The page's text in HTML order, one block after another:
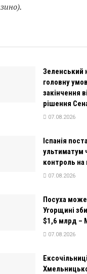
Зеленський
головну
закінчення
рішення
07.08.2026
Іспанія
ультиматум
контроль на
07.08.2026
Посуха
Угорщині
$1,6 млрд –
07.08.2026
Ексочільниці